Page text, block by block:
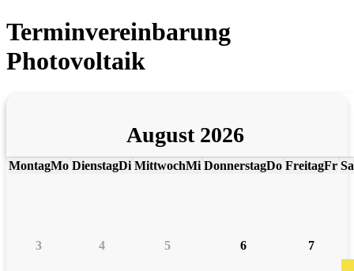
Terminvereinbarung
Photovoltaik
August 2026
MontagMo DienstagDi MittwochMi DonnerstagDo FreitagFr
3 4 5 6 7